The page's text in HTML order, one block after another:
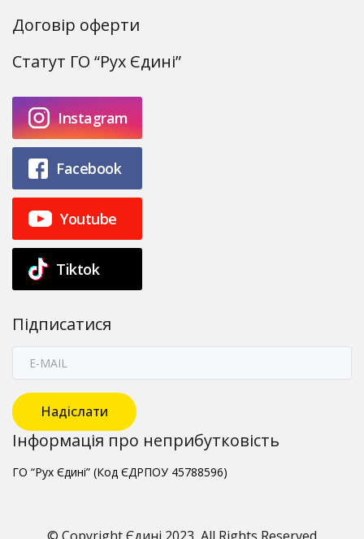
Договір оферти
Статут ГО “Рух Єдині”
Instagram
Facebook
Youtube
Tiktok
Підписатися
Надіслати
Інформація про неприбутковість
ГО “Рух Єдині” (Код ЄДРПОУ 45788596)